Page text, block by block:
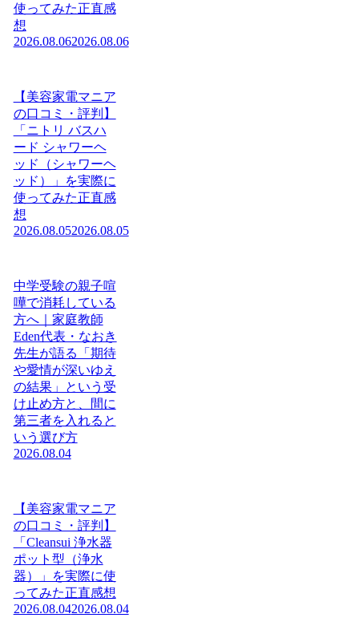
使ってみた正直感
想
2026.08.062026.08.06
【美容家電マニア
の口コミ・評判】
「ニトリ バスハ
ード シャワーヘ
ッド（シャワーヘ
ッド）」を実際に
使ってみた正直感
想
2026.08.052026.08.05
中学受験の親子喧
嘩で消耗している
方へ｜家庭教師
Eden代表・なおき
先生が語る「期待
や愛情が深いゆえ
の結果」という受
け止め方と、間に
第三者を入れると
いう選び方
2026.08.04
【美容家電マニア
の口コミ・評判】
「Cleansui 浄水器
ポット型（浄水
器）」を実際に使
ってみた正直感想
2026.08.042026.08.04